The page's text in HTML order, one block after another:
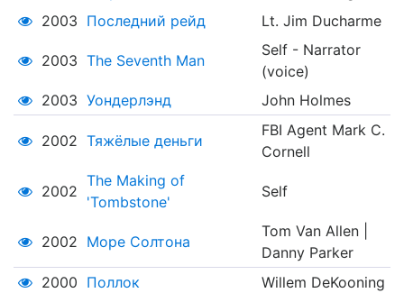
2003 Последний рейд Lt. Jim Ducharme
2003 The Seventh Man
Self - Narrator
(voice)
2003 Уондерлэнд John Holmes
2002 Тяжёлые деньги
FBI Agent Mark C.
Cornell
2002
The Making of
'Tombstone'
Self
2002 Море Солтона
Tom Van Allen |
Danny Parker
2000 Поллок
Willem DeKooning